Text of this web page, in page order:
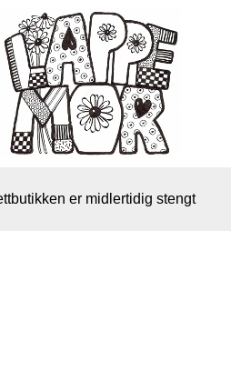
er midlertidig stengt